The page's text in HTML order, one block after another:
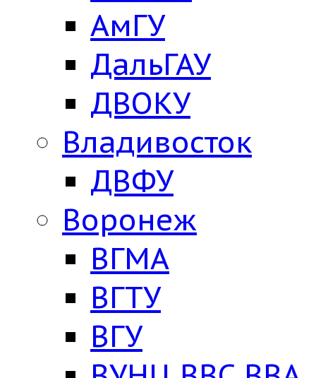
АмГУ
ДальГАУ
ДВОКУ
Владивосток
ДВФУ
Воронеж
ВГМА
ВГТУ
ВГУ